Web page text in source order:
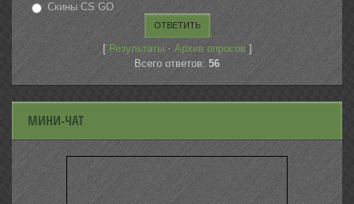
Скины CS GO
[ Результаты· Архив опросов]
Всего ответов: 56
МИНИ-ЧАТ